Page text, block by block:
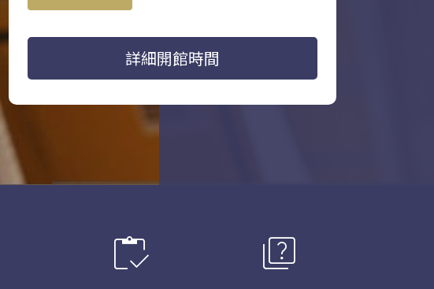
詳細開館時間
inventory quiz